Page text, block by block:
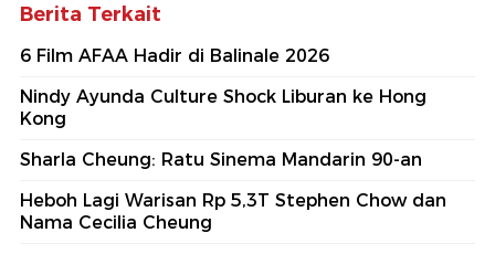
Berita Terkait
6 Film AFAA Hadir di Balinale 2026
Nindy Ayunda Culture Shock Liburan ke Hong
Kong
Sharla Cheung: Ratu Sinema Mandarin 90-an
Heboh Lagi Warisan Rp 5,3T Stephen Chow dan
Nama Cecilia Cheung